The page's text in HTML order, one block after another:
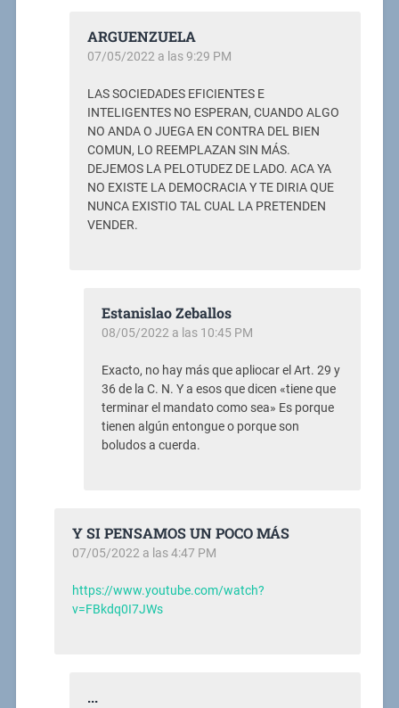
ARGUENZUELA
07/05/2022 a las 9:29 PM
LAS SOCIEDADES EFICIENTES E
INTELIGENTES NO ESPERAN, CUANDO ALGO
NO ANDA O JUEGA EN CONTRA DEL BIEN
COMUN, LO REEMPLAZAN SIN MÁS.
DEJEMOS LA PELOTUDEZ DE LADO. ACA YA
NO EXISTE LA DEMOCRACIA Y TE DIRIA QUE
NUNCA EXISTIO TAL CUAL LA PRETENDEN
VENDER.
Estanislao Zeballos
08/05/2022 a las 10:45 PM
Exacto, no hay más que apliocar el Art. 29 y
36 de la C. N. Y a esos que dicen «tiene que
terminar el mandato como sea» Es porque
tienen algún entongue o porque son
boludos a cuerda.
Y SI PENSAMOS UN POCO MÁS
07/05/2022 a las 4:47 PM
https://www.youtube.com/watch?
v=FBkdq0I7JWs
...